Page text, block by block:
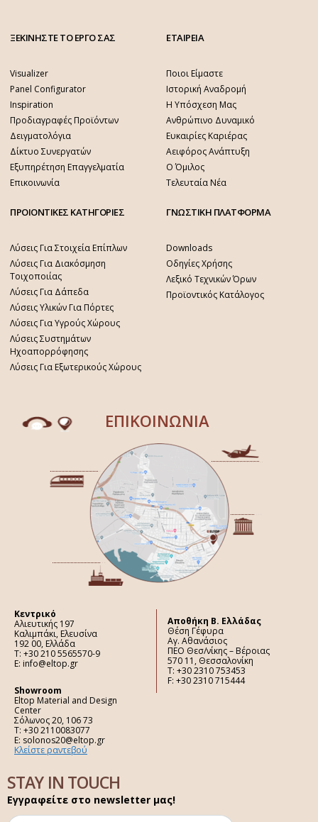
ΞΕΚΙΝΗΣΤΕ ΤΟ ΕΡΓΟ ΣΑΣ
Visualizer
Panel Configurator
Inspiration
Προδιαγραφές Προϊόντων
Δειγματολόγια
Δίκτυο Συνεργατών
Εξυπηρέτηση Επαγγελματία
Επικοινωνία
ΕΤΑΙΡΕΙΑ
Ποιοι Είμαστε
Ιστορική Αναδρομή
Η Υπόσχεση Μας
Ανθρώπινο Δυναμικό
Ευκαιρίες Καριέρας
Αειφόρος Ανάπτυξη
Ο Όμιλος
Τελευταία Νέα
ΠΡΟΙΟΝΤΙΚΕΣ ΚΑΤΗΓΟΡΙΕΣ
Λύσεις Για Στοιχεία Επίπλων
Λύσεις Για Διακόσμηση
Τοιχοποιίας
Λύσεις Για Δάπεδα
Λύσεις Υλικών Για Πόρτες
Λύσεις Για Υγρούς Χώρους
Λύσεις Συστημάτων
Ηχοαπορρόφησης
Λύσεις Για Εξωτερικούς Χώρους
ΓΝΩΣΤΙΚΗ ΠΛΑΤΦΟΡΜΑ
Downloads
Οδηγίες Χρήσης
Λεξικό Τεχνικών Όρων
Προϊοντικός Κατάλογος
ΕΠΙΚΟΙΝΩΝΙΑ
Κεντρικό
Αλιευτικής 197
Καλιμπάκι, Ελευσίνα
192 00, Ελλάδα
Τ: +30 210 5565570-9
E: info@eltop.gr
Showroom
Eltop Material and Design
Center
Σόλωνος 20, 106 73
Τ: +30 2110083077
E: solonos20@eltop.gr
Κλείστε ραντεβού
Aποθήκη Β. Ελλάδας
Θέση Γέφυρα
Αγ. Αθανάσιος
ΠΕΟ Θεσ/νίκης – Βέροιας
570 11, Θεσσαλονίκη
Τ: +30 2310 753453
F: +30 2310 715444
STAY IN TOUCH
Εγγραφείτε στο newsletter μας!